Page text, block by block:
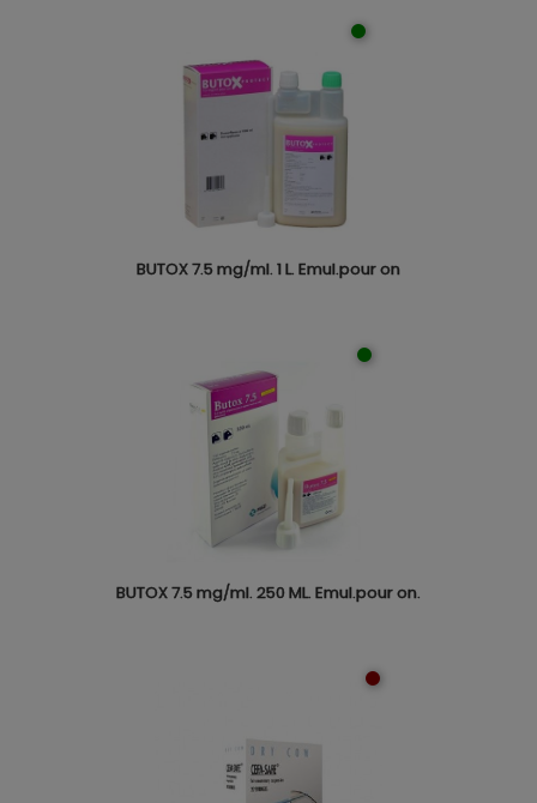
BUTOX 7.5 mg/ml. 1 L. Emul.pour on
BUTOX 7.5 mg/ml. 250 ML. Emul.pour on.